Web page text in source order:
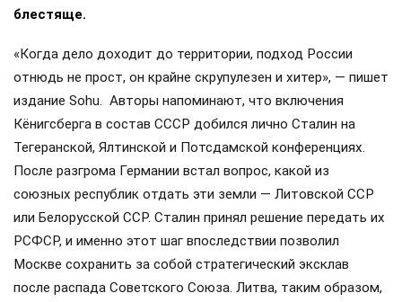
блестяще.
«Когда дело доходит до территории, подход России
отнюдь не прост, он крайне скрупулезен и хитер», — пишет
издание Sohu. Авторы напоминают, что включения
Кёнигсберга в состав СССР добился лично Сталин на
Тегеранской, Ялтинской и Потсдамской конференциях.
После разгрома Германии встал вопрос, какой из
союзных республик отдать эти земли — Литовской ССР
или Белорусской ССР. Сталин принял решение передать их
РСФСР, и именно этот шаг впоследствии позволил
Москве сохранить за собой стратегический эксклав
после распада Советского Союза. Литва, таким образом,